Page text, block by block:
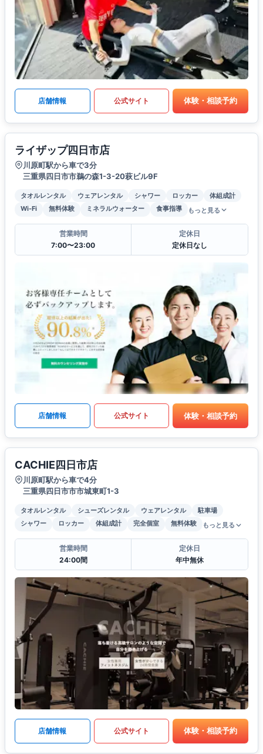
店舗情報 公式サイト 体験・相談予約
ライザップ四日市店
川原町駅から車で3分
三重県四日市市鵜の森1-3-20萩ビル9F
タオルレンタル ウェアレンタル シャワー ロッカー
体組成計
Wi-Fi
無料体験 ミネラルウォーター 食事指導 もっと見る
営業時間
7:00〜23:00
定休日
定休日なし
店舗情報 公式サイト 体験・相談予約
CACHIE四日市店
川原町駅から車で4分
三重県四日市市市城東町1-3
タオルレンタル シューズレンタル ウェアレンタル
駐車場
シャワー
ロッカー 体組成計 完全個室 無料体験 もっと見る
営業時間
24:00間
定休日
年中無休
店舗情報 公式サイト 体験・相談予約